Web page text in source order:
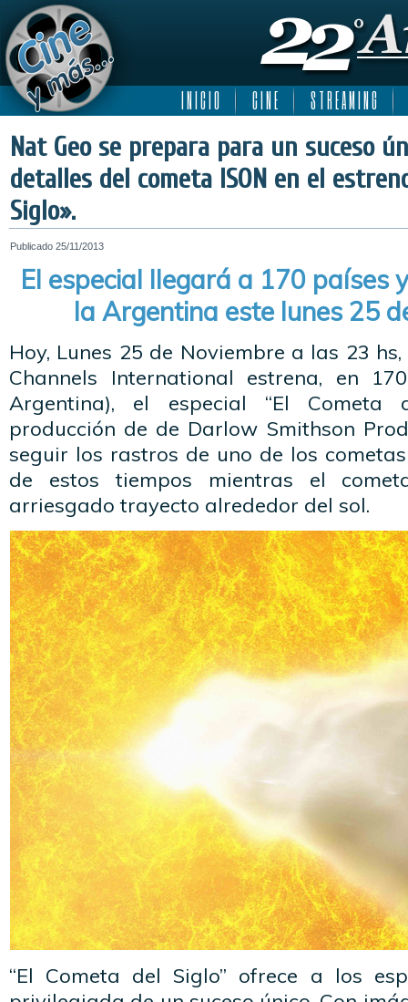
I N I C I O C I N E S T R E A M I N G
Nat Geo se prepara para un suceso
detalles del cometa ISON en el
Siglo».
Publicado 25/11/2013
El especial llegará a 170 países
la Argentina este lunes 25
Hoy, Lunes 25 de Noviembre a las 23
Channels International estrena, en
Argentina), el especial “El Cometa
producción de de Darlow Smithson
seguir los rastros de uno de los
de estos tiempos mientras el
arriesgado trayecto alrededor del sol.
“El Cometa del Siglo” ofrece a los